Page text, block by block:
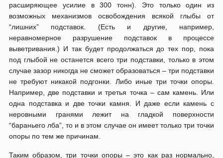
расширяющее усилие в 300 тонн). Это только один из
возможных механизмов освобождения всякой глыбы от
“лишних” подставок. (Есть и другие, например,
неравномерное разрушение подставок в процессе
выветривания.) И так будет продолжаться до тех пор, пока
под глыбой не останется всего три подставки, только в этом
случае зазор никогда не сможет образоваться – три подставки
не требуют никакой подгонки. Либо иные три точки опоры.
Например, две подставки и третья точка – сам камень. Или
одна подставка и две точки камня. И даже если камень с
неровными гранями лежит на гладкой поверхности
“бараньего лба”, то и в этом случае он имеет только три точки
опоры по тем же причинам.
Таким образом, три точки опоры – это как раз нормально,